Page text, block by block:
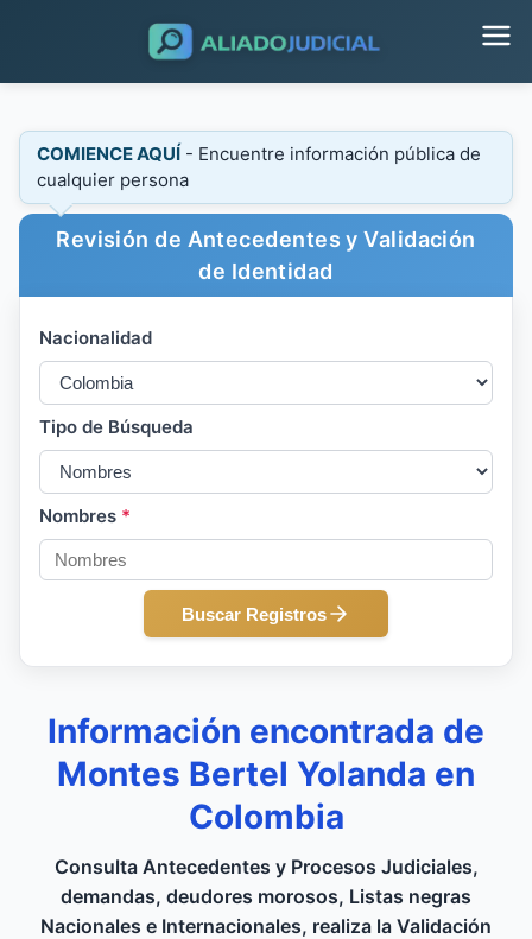
COMIENCE AQUÍ - Encuentre información pública de
cualquier persona
Revisión de Antecedentes y Validación
de Identidad
Nacionalidad
Tipo de Búsqueda
Nombres *
Buscar Registros
Información encontrada de
Montes Bertel Yolanda en
Colombia
Consulta Antecedentes y Procesos Judiciales,
demandas, deudores morosos, Listas negras
Nacionales e Internacionales, realiza la Validación